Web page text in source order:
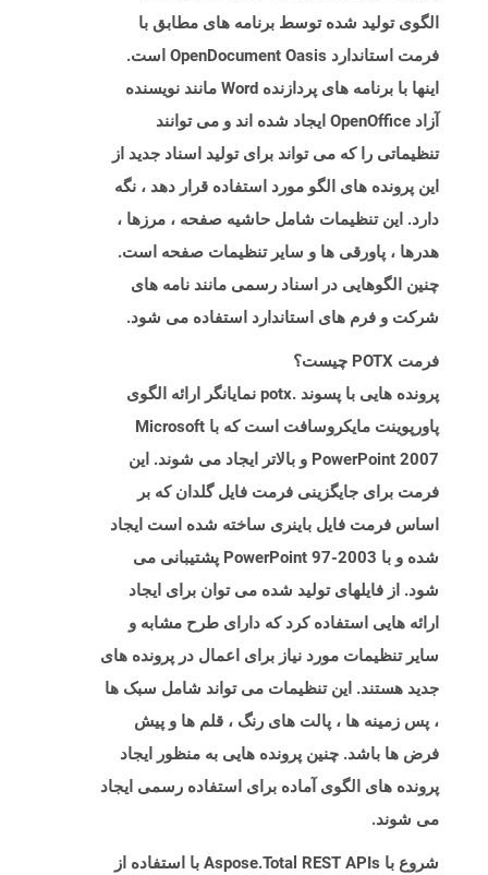
الگوی تولید شده توسط برنامه های مطابق با
فرمت استاندارد OpenDocument Oasis است.
اینها با برنامه های پردازنده Word مانند نویسنده
آزاد OpenOffice ایجاد شده اند و می توانند
تنظیماتی را که می تواند برای تولید اسناد جدید از
این پرونده های الگو مورد استفاده قرار دهد ، نگه
دارد. این تنظیمات شامل حاشیه صفحه ، مرزها ،
هدرها ، پاورقی ها و سایر تنظیمات صفحه است.
چنین الگوهایی در اسناد رسمی مانند نامه های
شرکت و فرم های استاندارد استفاده می شود.
فرمت POTX چیست؟
پرونده هایی با پسوند .potx نمایانگر ارائه الگوی
پاورپوینت مایکروسافت است که با Microsoft
PowerPoint 2007 و بالاتر ایجاد می شوند. این
فرمت برای جایگزینی فرمت فایل گلدان که بر
اساس فرمت فایل باینری ساخته شده است ایجاد
شده و با PowerPoint 97-2003 پشتیبانی می
شود. از فایلهای تولید شده می توان برای ایجاد
ارائه هایی استفاده کرد که دارای طرح مشابه و
سایر تنظیمات مورد نیاز برای اعمال در پرونده های
جدید هستند. این تنظیمات می تواند شامل سبک ها
، پس زمینه ها ، پالت های رنگ ، قلم ها و پیش
فرض ها باشد. چنین پرونده هایی به منظور ایجاد
پرونده های الگوی آماده برای استفاده رسمی ایجاد
می شوند.
شروع با Aspose.Total REST APIs با استفاده از